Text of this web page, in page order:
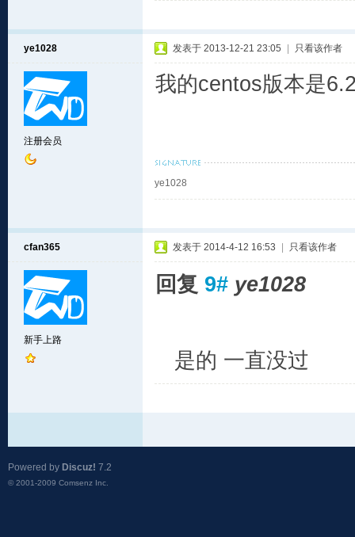
ye1028
注册会员
发表于 2013-12-21 23:05 只看该作者
我的centos版本是
ye1028
cfan365
新手上路
发表于 2014-4-12 16:53 只看该作者
回复 9# ye1028
是的 一直没过
Powered by Discuz! 7.2
© 2001-2009 Comsenz Inc.